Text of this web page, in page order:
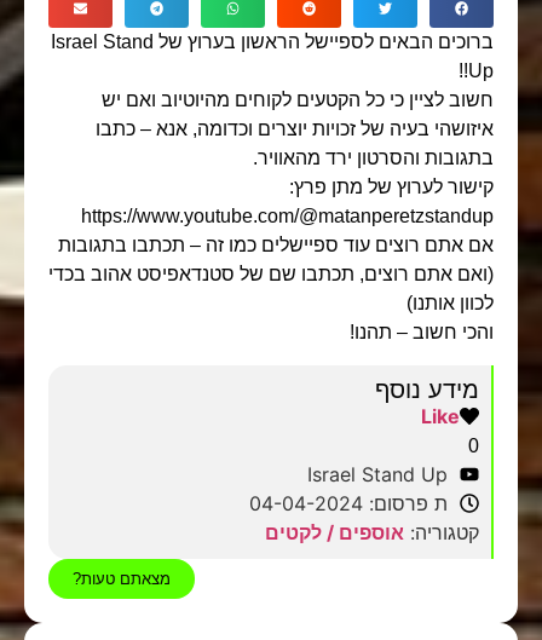
ברוכים הבאים לספיישל הראשון בערוץ של Israel Stand
Up!!
חשוב לציין כי כל הקטעים לקוחים מהיוטיוב ואם יש
איזושהי בעיה של זכויות יוצרים וכדומה, אנא – כתבו
בתגובות והסרטון ירד מהאוויר.
קישור לערוץ של מתן פרץ:
https://www.youtube.com/@matanperetzstandup
אם אתם רוצים עוד ספיישלים כמו זה – תכתבו בתגובות
(ואם אתם רוצים, תכתבו שם של סטנדאפיסט אהוב בכדי
לכוון אותנו)
והכי חשוב – תהנו!
מידע נוסף
Like
0
Israel Stand Up
ת פרסום: 04-04-2024
קטגוריה: אוספים / לקטים
מצאתם טעות?